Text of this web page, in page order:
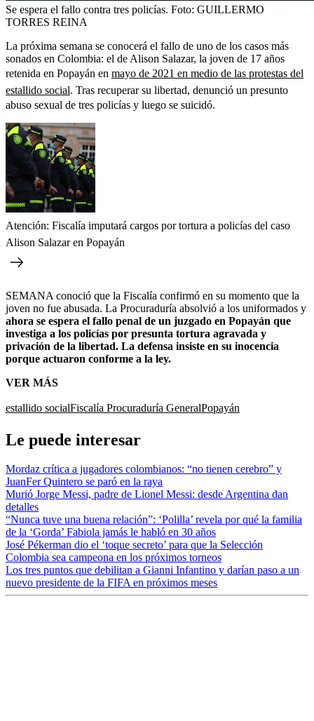
Se espera el fallo contra tres policías. Foto: GUILLERMO
TORRES REINA
La próxima semana se conocerá el fallo de uno de los casos más
sonados en Colombia: el de Alison Salazar, la joven de 17 años
retenida en Popayán en mayo de 2021 en medio de las protestas del
estallido social. Tras recuperar su libertad, denunció un presunto
abuso sexual de tres policías y luego se suicidó.
Atención: Fiscalía imputará cargos por tortura a policías del caso
Alison Salazar en Popayán
SEMANA conoció que la Fiscalía confirmó en su momento que la
joven no fue abusada. La Procuraduría absolvió a los uniformados y
ahora se espera el fallo penal de un juzgado en Popayán que
investiga a los policías por presunta tortura agravada y
privación de la libertad. La defensa insiste en su inocencia
porque actuaron conforme a la ley.
VER MÁS
estallido socialFiscalía Procuraduría GeneralPopayán
Le puede interesar
Mordaz crítica a jugadores colombianos: “no tienen cerebro” y
JuanFer Quintero se paró en la raya
Murió Jorge Messi, padre de Lionel Messi: desde Argentina dan
detalles
“Nunca tuve una buena relación”: ‘Polilla’ revela por qué la familia
de la ‘Gorda’ Fabiola jamás le habló en 30 años
José Pékerman dio el ‘toque secreto’ para que la Selección
Colombia sea campeona en los próximos torneos
Los tres puntos que debilitan a Gianni Infantino y darían paso a un
nuevo presidente de la FIFA en próximos meses